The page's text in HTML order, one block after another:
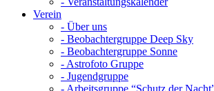
Verein
- Über uns
- Beobachtergruppe Deep Sky
- Beobachtergruppe Sonne
- Astrofoto Gruppe
- Jugendgruppe
- Arbeitsgruppe “Schutz der